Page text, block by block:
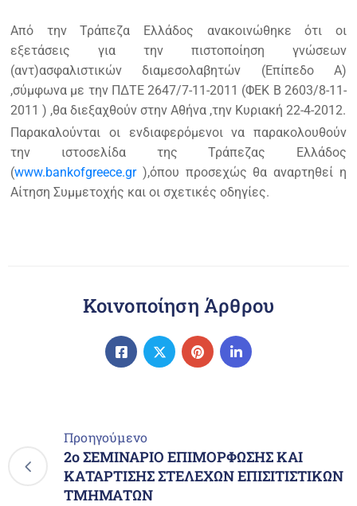
Από την Τράπεζα Ελλάδος ανακοινώθηκε ότι οι
εξετάσεις για την πιστοποίηση γνώσεων
(αντ)ασφαλιστικών διαμεσολαβητών (Επίπεδο Α)
,σύμφωνα με την ΠΔΤΕ 2647/7-11-2011 (ΦΕΚ Β 2603/8-11-
2011 ) ,θα διεξαχθούν στην Αθήνα ,την Κυριακή 22-4-2012.
Παρακαλούνται οι ενδιαφερόμενοι να παρακολουθούν
την ιστοσελίδα της Τράπεζας Ελλάδος
(www.bankofgreece.gr),όπου προσεχώς θα αναρτηθεί η
Αίτηση Συμμετοχής και οι σχετικές οδηγίες.
Κοινοποίηση Άρθρου
Προηγούμενο
2o ΣΕΜΙΝΑΡΙΟ ΕΠΙΜΟΡΦΩΣΗΣ ΚΑΙ
ΚΑΤΑΡΤΙΣΗΣ ΣΤΕΛΕΧΩΝ ΕΠΙΣΙΤΙΣΤΙΚΩΝ
ΤΜΗΜΑΤΩΝ